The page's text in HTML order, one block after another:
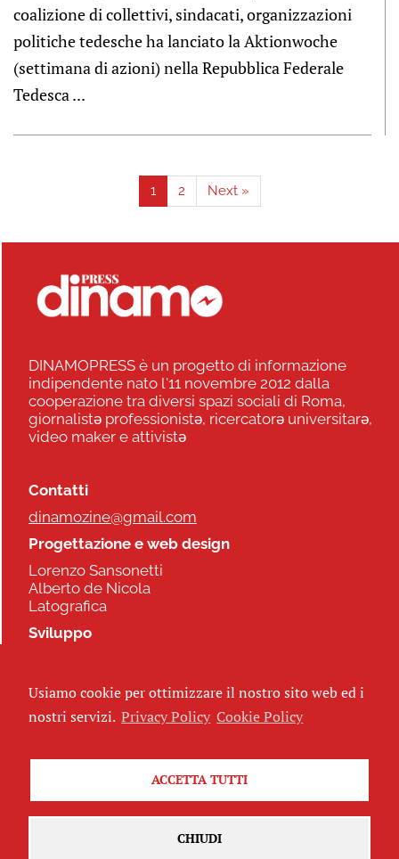
coalizione di collettivi, sindacati, organizzazioni
politiche tedesche ha lanciato la Aktionwoche
(settimana di azioni) nella Repubblica Federale
Tedesca ...
1 2 Next »
DINAMOPRESS è un progetto di informazione
indipendente nato l'11 novembre 2012 dalla
cooperazione tra diversi spazi sociali di Roma,
giornalistə professionistə, ricercatorə universitarə,
video maker e attivistə
Contatti
dinamozine@gmail.com
Progettazione e web design
Lorenzo Sansonetti
Alberto de Nicola
Latografica
Sviluppo
Seguici
Iscriviti alla newsletter
Usiamo cookie per ottimizzare il nostro sito web ed i
nostri servizi. Privacy Policy Cookie Policy
ACCETTA TUTTI
CHIUDI